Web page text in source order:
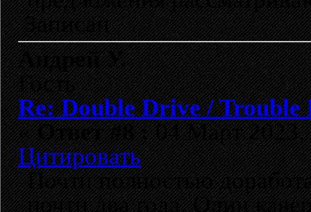
Записан
Андрей У.
Гость
Re: Double Drive / Trouble
«Ответ #8 :04 Март 2023,
Цитировать
Почти полностью
почти два года. Один